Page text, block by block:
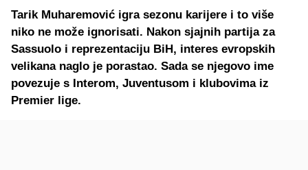
Tarik Muharemović igra sezonu karijere i to više
niko ne može ignorisati. Nakon sjajnih partija za
Sassuolo i reprezentaciju BiH, interes evropskih
velikana naglo je porastao. Sada se njegovo ime
povezuje s Interom, Juventusom i klubovima iz
Premier lige.